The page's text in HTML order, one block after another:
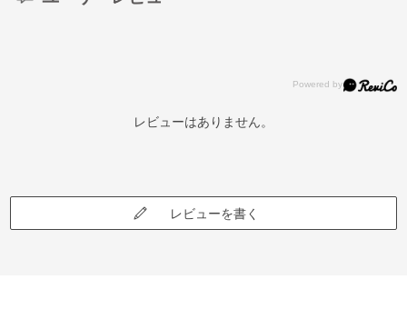
レビューはありません。
レビューを書く